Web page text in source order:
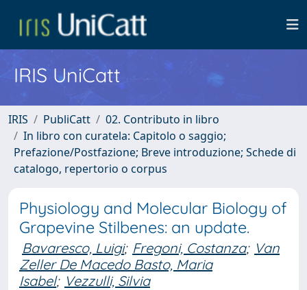
IRIS UniCatt
IRIS PubliCatt
02. Contributo in libro
In libro con curatela: Capitolo o saggio;
Prefazione/Postfazione; Breve introduzione; Schede di
catalogo, repertorio o corpus
Physiology and Molecular Biology of
Grapevine Stilbenes: an update.
Bavaresco, Luigi; Fregoni, Costanza; Van
Zeller De Macedo Basto, Maria
Isabel; Vezzulli, Silvia